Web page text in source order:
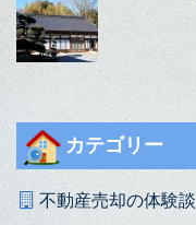
カテゴリー
不動産売却の体験談